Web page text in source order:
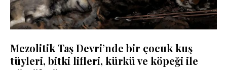
Mezolitik Taş Devri’nde bir çocuk kuş
tüyleri, bitki lifleri, kürkü ve köpeği ile